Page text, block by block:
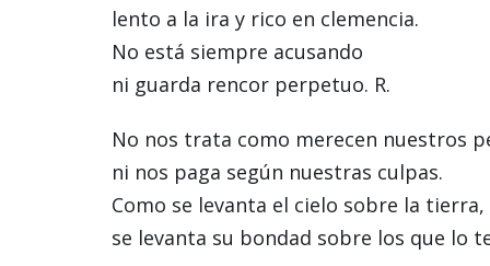
lento a la ira y rico en clemencia.
No está siempre acusando
ni guarda rencor perpetuo. R.
No nos trata como merecen nuestros
ni nos paga según nuestras culpas.
Como se levanta el cielo sobre la tierra,
se levanta su bondad sobre los que lo